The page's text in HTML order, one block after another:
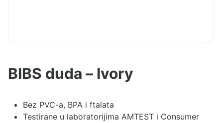
BIBS duda – Ivory
Bez PVC-a, BPA i ftalata
Testirane u laboratorijima AMTEST i Consumer